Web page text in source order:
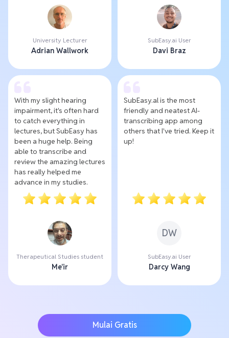
University Lecturer
Adrian Wallwork
SubEasy.ai User
Davi Braz
With my slight hearing
impairment, it's often hard
to catch everything in
lectures, but SubEasy has
been a huge help. Being
able to transcribe and
review the amazing lectures
has really helped me
advance in my studies.
Therapeutical Studies student
Me'ir
SubEasy.al is the most
friendly and neatest AI-
transcribing app among
others that I've tried. Keep it
up!
DW
SubEasy.ai User
Darcy Wang
Mulai Gratis